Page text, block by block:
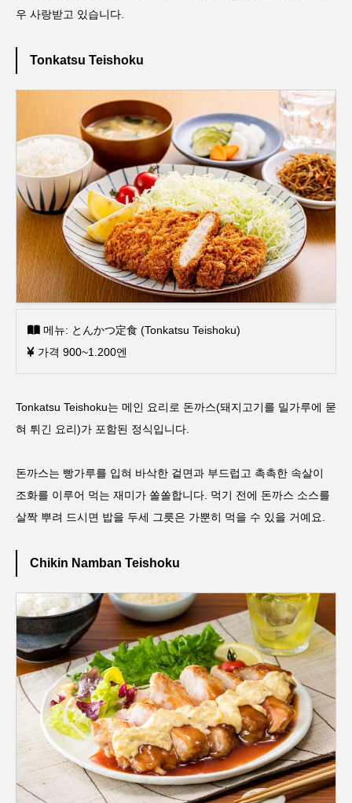
우 사랑받고 있습니다.
Tonkatsu Teishoku
메뉴: とんかつ定食 (Tonkatsu Teishoku)
가격 900~1.200엔
Tonkatsu Teishoku는 메인 요리로 돈까스(돼지고기를 밀가루에 묻
혀 튀긴 요리)가 포함된 정식입니다.
돈까스는 빵가루를 입혀 바삭한 겉면과 부드럽고 촉촉한 속살이
조화를 이루어 먹는 재미가 쏠쏠합니다. 먹기 전에 돈까스 소스를
살짝 뿌려 드시면 밥을 두세 그릇은 가뿐히 먹을 수 있을 거예요.
Chikin Namban Teishoku